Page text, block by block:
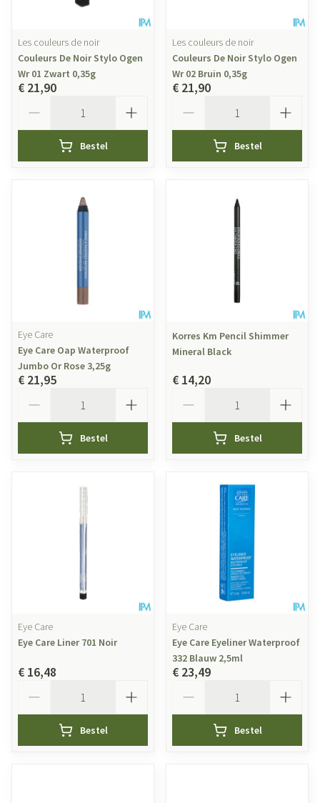
Les couleurs de noir
Couleurs De Noir Stylo Ogen
Wr 01 Zwart 0,35g
€ 21,90
Bestel
Les couleurs de noir
Couleurs De Noir Stylo Ogen
Wr 02 Bruin 0,35g
€ 21,90
Bestel
Eye Care
Eye Care Oap Waterproof
Jumbo Or Rose 3,25g
€ 21,95
Bestel
Korres Km Pencil Shimmer
Mineral Black
€ 14,20
Bestel
Eye Care
Eye Care Liner 701 Noir
€ 16,48
Bestel
Eye Care
Eye Care Eyeliner Waterproof
332 Blauw 2,5ml
€ 23,49
Bestel